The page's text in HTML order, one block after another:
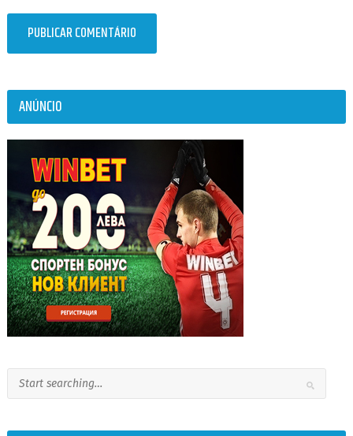
ANÚNCIO